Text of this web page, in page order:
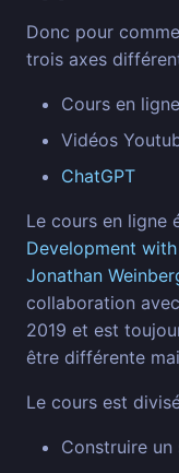
Donc pour
trois axes
Cours en ligne
Vidéos
ChatGPT
Le cours en ligne
Development
Jonathan
collaboration
2019 et est
être différente
Le cours est
Construire